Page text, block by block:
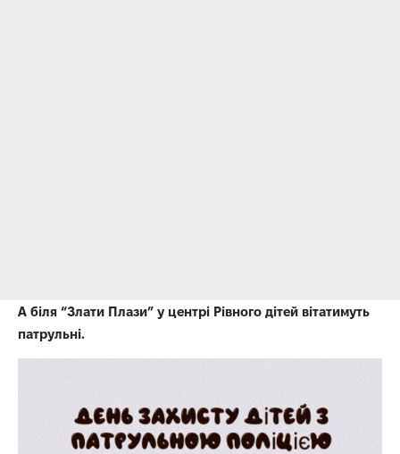
А біля “Злати Плази” у центрі Рівного дітей вітатимуть
патрульні.